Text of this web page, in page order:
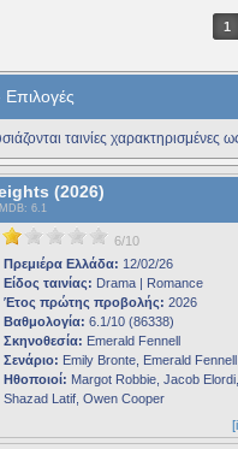
1
ταινίες χαρακτηρισμένες
(2026)
: 6.1
6/10
Πρεμιέρα Ελλάδα: 12/02/26
Είδος ταινίας: Drama | Romance
Έτος πρώτης προβολής: 2026
Βαθμολογία: 6.1/10 (86338)
Σκηνοθεσία: Emerald Fennell
Σενάριο: Emily Bronte, Emerald Fennell
Ηθοποιοί: Margot Robbie, Jacob Elordi,
Shazad Latif, Owen Cooper